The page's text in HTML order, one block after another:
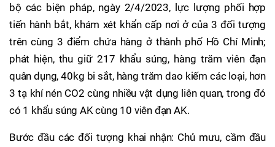
bộ các biện pháp, ngày 2/4/2023, lực lượng phối hợp
tiến hành bắt, khám xét khẩn cấp nơi ở của 3 đối tượng
trên cùng 3 điểm chứa hàng ở thành phố Hồ Chí Minh;
phát hiện, thu giữ 217 khẩu súng, hàng trăm viên đạn
quân dụng, 40kg bi sắt, hàng trăm dao kiếm các loại, hơn
3 tạ khí nén CO2 cùng nhiều vật dụng liên quan, trong đó
có 1 khẩu súng AK cùng 10 viên đạn AK.
Bước đầu các đối tượng khai nhận: Chủ mưu, cầm đầu